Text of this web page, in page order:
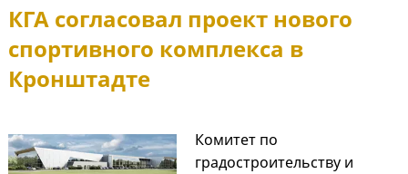
КГА согласовал проект нового
спортивного комплекса в
Кронштадте
Комитет по
градостроительству и